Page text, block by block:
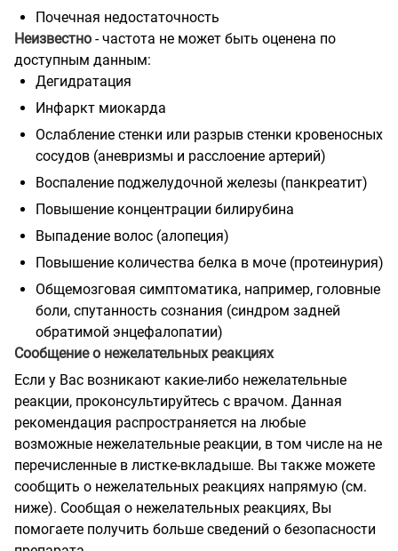
Почечная недостаточность
Неизвестно - частота не может быть оценена по
доступным данным:
Дегидратация
Инфаркт миокарда
Ослабление стенки или разрыв стенки кровеносных
сосудов (аневризмы и расслоение артерий)
Воспаление поджелудочной железы (панкреатит)
Повышение концентрации билирубина
Выпадение волос (алопеция)
Повышение количества белка в моче (протеинурия)
Общемозговая симптоматика, например, головные
боли, спутанность сознания (синдром задней
обратимой энцефалопатии)
Сообщение о нежелательных реакциях
Если у Вас возникают какие-либо нежелательные
реакции, проконсультируйтесь с врачом. Данная
рекомендация распространяется на любые
возможные нежелательные реакции, в том числе на не
перечисленные в листке-вкладыше. Вы также можете
сообщить о нежелательных реакциях напрямую (см.
ниже). Сообщая о нежелательных реакциях, Вы
помогаете получить больше сведений о безопасности